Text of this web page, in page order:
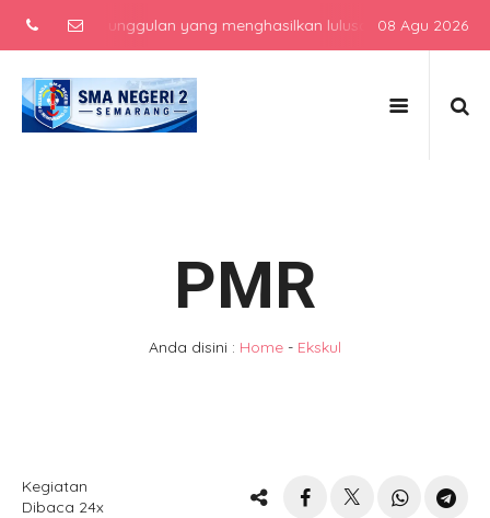
unggulan yang menghasilkan lulusan berkarakter,08 Agu 2026
PMR
Anda disini : Home - Ekskul
Kegiatan
Dibaca 24x